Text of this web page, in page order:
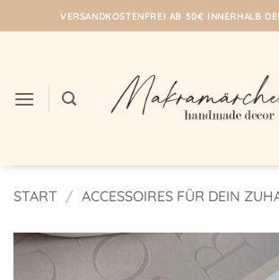
Inhalt
VERSANDKOSTENFREI AB 50€ INNERHALB
START / ACCESSOIRES FÜR DEIN